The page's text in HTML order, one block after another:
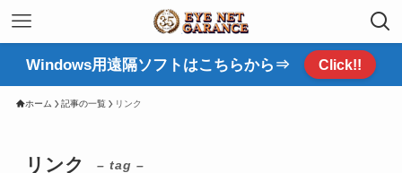
Windows用遠隔ソフトはこちらから⇒ Click!!
ホーム 記事の一覧 リンク
リンク – tag –